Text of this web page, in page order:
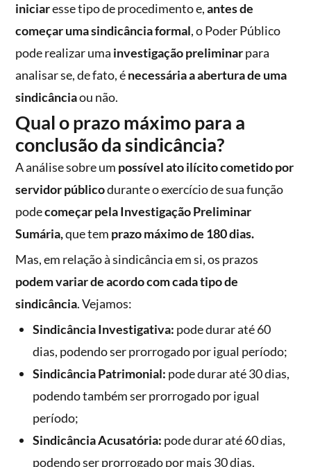
iniciaresse tipo de procedimento e,antes de
começar uma sindicância formal, o Poder Público
pode realizar uma investigação preliminarpara
analisar se, de fato, énecessária a abertura de uma
sindicânciaou não.
Qual o prazo máximo para a
conclusão da sindicância?
A análise sobre um possível ato ilícito cometido por
servidor públicodurante o exercício de sua função
podecomeçar pela Investigação Preliminar
Sumária,que tem prazo máximo de 180 dias.
Mas, em relação à sindicância em si, os prazos
podem variar de acordo com cada tipo de
sindicância. Vejamos:
Sindicância Investigativa: pode durar até 60
dias, podendo ser prorrogado por igual período;
Sindicância Patrimonial: pode durar até 30 dias,
podendo também ser prorrogado por igual
período;
Sindicância Acusatória: pode durar até 60 dias,
podendo ser prorrogado por mais 30 dias.